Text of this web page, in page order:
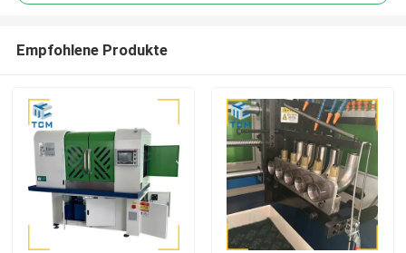
Empfohlene Produkte